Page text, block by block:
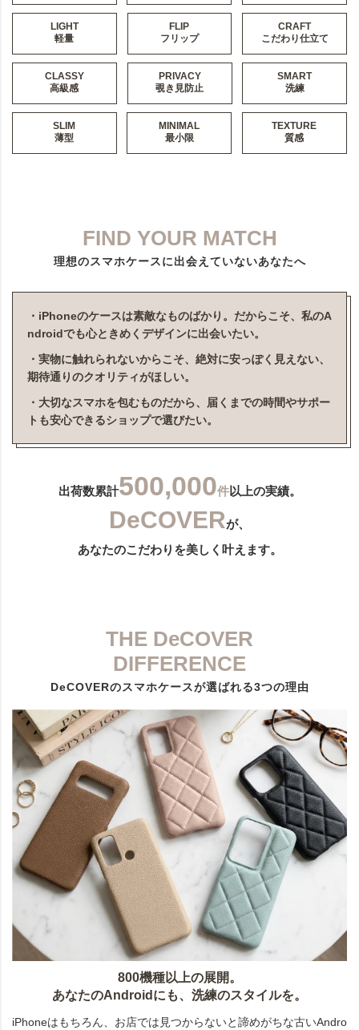
LIGHT
軽量
FLIP
フリップ
CRAFT
こだわり仕立て
CLASSY
高級感
PRIVACY
覗き見防止
SMART
洗練
SLIM
薄型
MINIMAL
最小限
TEXTURE
質感
FIND YOUR MATCH
理想のスマホケースに出会えていないあなたへ
・iPhoneのケースは素敵なものばかり。だからこそ、私のA
ndroidでも心ときめくデザインに出会いたい。
・実物に触れられないからこそ、絶対に安っぽく見えない、
期待通りのクオリティがほしい。
・大切なスマホを包むものだから、届くまでの時間やサポー
トも安心できるショップで選びたい。
出荷数累計500,000件以上の実績。
DeCOVERが、
あなたのこだわりを美しく叶えます。
THE DeCOVER
DIFFERENCE
DeCOVERのスマホケースが選ばれる3つの理由
800機種以上の展開。
あなたのAndroidにも、洗練のスタイルを。
iPhoneはもちろん、お店では見つからないと諦めがちな古いAndro